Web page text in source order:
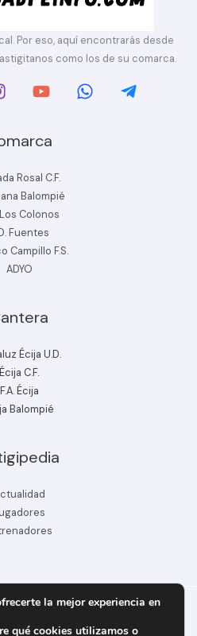
Por eso, aquí encontrarás desde
como los de su comarca.
Rosal C.F.
Balompié
Los Colonos
Fuentes
Campillo F.S.
ADYO
Écija U.D.
Écija C.F.
F.A. Écija
Balompié
la mejor experiencia en
qué cookies utilizamos o